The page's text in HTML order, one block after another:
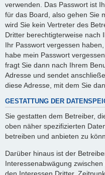
verwenden. Das Passwort ist
für das Board, also gehen Sie
wird Sie kein Vertreter des
Dritter berechtigterweise nach
Ihr Passwort vergessen
habe mein Passwort
fragt Sie dann nach Ihrem
Adresse und sendet
diese Adresse, mit dem Sie
GESTATTUNG DER
Sie gestatten dem Betreiber,
oben näher spezifizierten
betreiben und anbieten zu
Darüber hinaus ist der
Interessenabwägung